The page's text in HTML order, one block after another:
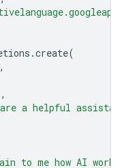
.create(
,
,
are a helpful
to me how AI